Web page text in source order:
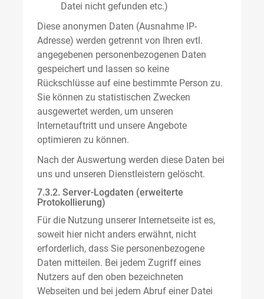
Datei nicht gefunden etc.)
Diese anonymen Daten (Ausnahme IP-
Adresse) werden getrennt von Ihren evtl.
angegebenen personenbezogenen Daten
gespeichert und lassen so keine
Rückschlüsse auf eine bestimmte Person zu.
Sie können zu statistischen Zwecken
ausgewertet werden, um unseren
Internetauftritt und unsere Angebote
optimieren zu können.
Nach der Auswertung werden diese Daten bei
uns und unseren Dienstleistern gelöscht.
7.3.2. Server-Logdaten (erweiterte
Protokollierung)
Für die Nutzung unserer Internetseite ist es,
soweit hier nicht anders erwähnt, nicht
erforderlich, dass Sie personenbezogene
Daten mitteilen. Bei jedem Zugriff eines
Nutzers auf den oben bezeichneten
Webseiten und bei jedem Abruf einer Datei